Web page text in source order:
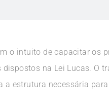
o intuito de capacitar os
na Lei Lucas. O
a estrutura necessária